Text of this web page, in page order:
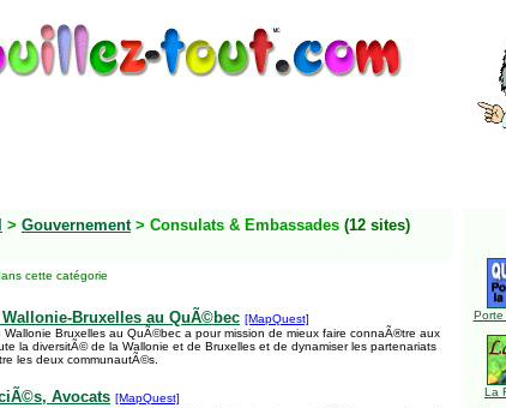
> Gouvernement> Consulats & Embassades (12 sites)
cette catégorie
Bruxelles au QuÃ©bec [MapQuest]
Bruxelles au QuÃ©bec a pour mission de mieux faire connaÃ®tre aux
la diversitÃ© de la Wallonie et de Bruxelles et de dynamiser les partenariats
les deux communautÃ©s.
Avocats [MapQuest]
Porte
La